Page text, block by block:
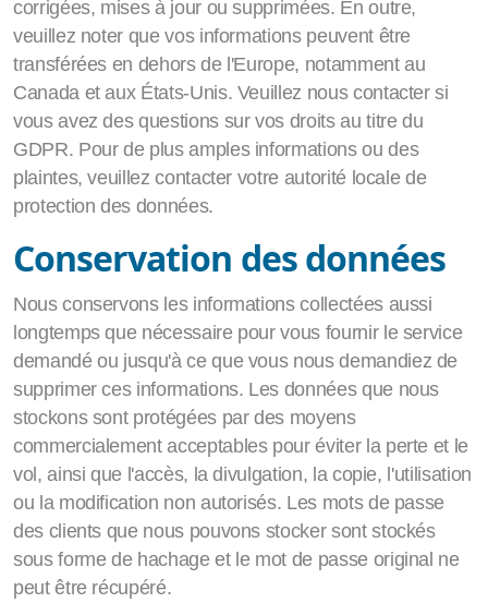
corrigées, mises à jour ou supprimées. En outre,
veuillez noter que vos informations peuvent être
transférées en dehors de l'Europe, notamment au
Canada et aux États-Unis. Veuillez nous contacter si
vous avez des questions sur vos droits au titre du
GDPR. Pour de plus amples informations ou des
plaintes, veuillez contacter votre autorité locale de
protection des données.
Conservation des données
Nous conservons les informations collectées aussi
longtemps que nécessaire pour vous fournir le service
demandé ou jusqu'à ce que vous nous demandiez de
supprimer ces informations. Les données que nous
stockons sont protégées par des moyens
commercialement acceptables pour éviter la perte et le
vol, ainsi que l'accès, la divulgation, la copie, l'utilisation
ou la modification non autorisés. Les mots de passe
des clients que nous pouvons stocker sont stockés
sous forme de hachage et le mot de passe original ne
peut être récupéré.